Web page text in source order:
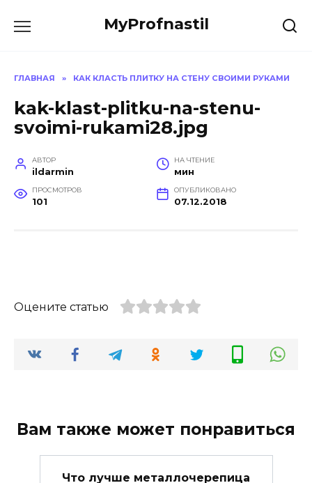
MyProfnastil
ГЛАВНАЯ » КАК КЛАСТЬ ПЛИТКУ НА СТЕНУ СВОИМИ РУКАМИ
kak-klast-plitku-na-stenu-
svoimi-rukami28.jpg
АВТОР
ildarmin
НА ЧТЕНИЕ
мин
ПРОСМОТРОВ
101
ОПУБЛИКОВАНО
07.12.2018
Оцените статью
Вам также может понравиться
Что лучше металлочерепица